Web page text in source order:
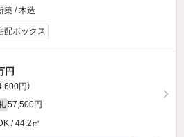
築 / 木造
配ボックス
円
円）
57,500円
/ 44.2㎡